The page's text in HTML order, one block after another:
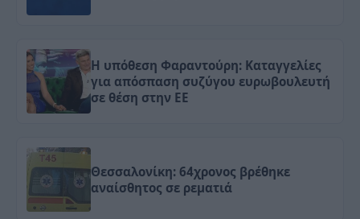
Η υπόθεση Φαραντούρη: Καταγγελίες
για απόσπαση συζύγου ευρωβουλευτή
σε θέση στην ΕΕ
Θεσσαλονίκη: 64χρονος βρέθηκε
αναίσθητος σε ρεματιά